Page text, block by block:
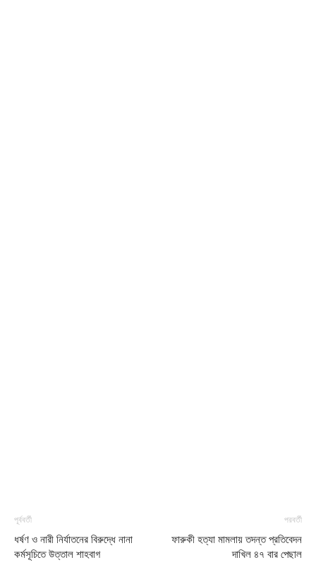
পূর্ববর্তী
ধর্ষণ ও নারী নির্যাতনের বিরুদ্ধে নানা
কর্মসূচিতে উত্তাল শাহবাগ
পরবর্তী
ফারুকী হত্যা মামলায় তদন্ত প্রতিবেদন
দাখিল ৪৭ বার পেছাল